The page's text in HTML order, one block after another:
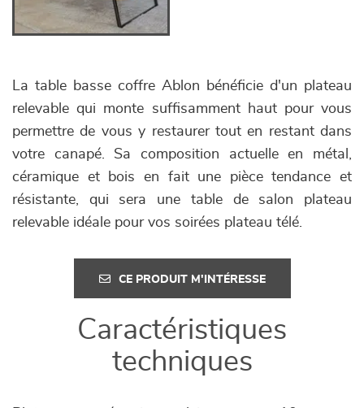
La table basse coffre Ablon bénéficie d'un plateau
relevable qui monte suffisamment haut pour vous
permettre de vous y restaurer tout en restant dans
votre canapé. Sa composition actuelle en métal,
céramique et bois en fait une pièce tendance et
résistante, qui sera une table de salon plateau
relevable idéale pour vos soirées plateau télé.
CE PRODUIT M'INTÉRESSE
Caractéristiques
techniques